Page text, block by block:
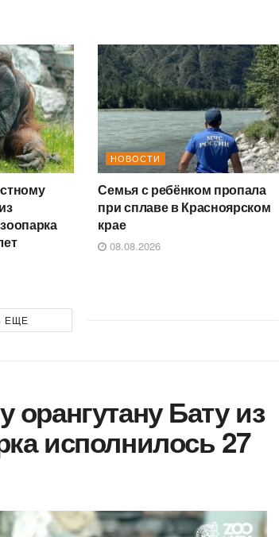
НОВОСТИ
Семья с ребёнком пропала
при сплаве в Красноярском
крае
08.08.2026
ЕЩЕ
Бату из
исполнилось 27